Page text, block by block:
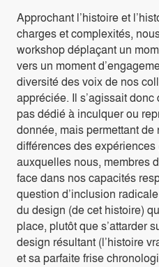
Approchant l’histoire et
charges et complexités,
workshop déplaçant un
vers un moment
diversité des voix de nos
appréciée. Il s’agissait
pas dédié à inculquer ou
donnée, mais permettant
différences des
auxquelles nous, membres
face dans nos capacités
question d’inclusion
du design (de cet histoire)
place, plutôt que s’attarder
design résultant (l’histoire
et sa parfaite frise